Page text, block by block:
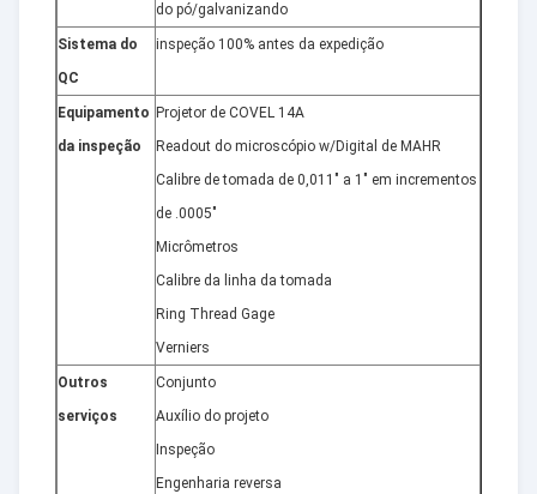
do pó/galvanizando
Sistema do
QC
inspeção 100% antes da expedição
Equipamento
da inspeção
Projetor de COVEL 14A
Readout do microscópio w/Digital de MAHR
Calibre de tomada de 0,011" a 1" em incrementos
de .0005"
Micrômetros
Calibre da linha da tomada
Ring Thread Gage
Verniers
Outros
serviços
Conjunto
Auxílio do projeto
Inspeção
Engenharia reversa